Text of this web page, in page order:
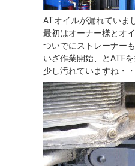
ATオイルが漏れていま
最初はオーナー様とオ
ついでにストレーナー
いざ作業開始、とATF
少し汚れていますね・